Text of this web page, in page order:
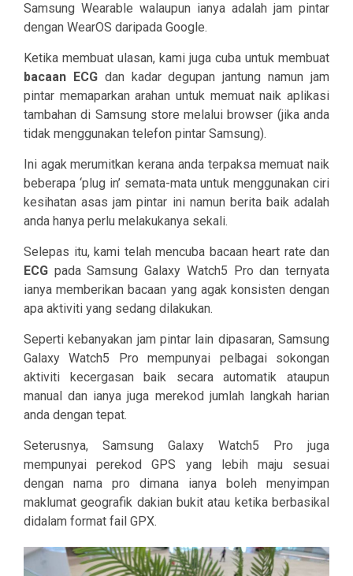
Samsung Wearable walaupun ianya adalah jam pintar
dengan WearOS daripada Google.
Ketika membuat ulasan, kami juga cuba untuk membuat
bacaan
ECGdan kadar degupan jantung namun jam
pintar memaparkan arahan untuk memuat naik aplikasi
tambahan di Samsung store melalui browser (jika anda
tidak menggunakan telefon pintar Samsung).
Ini agak merumitkan kerana anda terpaksa memuat naik
beberapa ‘plug in’ semata-mata untuk menggunakan ciri
kesihatan asas jam pintar ini namun berita baik adalah
anda hanya perlu melakukanya sekali.
Selepas itu, kami telah mencuba bacaan heart rate dan
ECG pada Samsung Galaxy Watch5 Pro dan ternyata
ianya memberikan bacaan yang agak konsisten dengan
apa aktiviti yang sedang dilakukan.
Seperti kebanyakan jam pintar lain dipasaran, Samsung
Galaxy Watch5 Pro mempunyai pelbagai sokongan
aktiviti kecergasan baik secara automatik ataupun
manual dan ianya juga merekod jumlah langkah harian
anda dengan tepat.
Seterusnya, Samsung Galaxy Watch5 Pro juga
mempunyai perekod GPS yang lebih maju sesuai
dengan nama pro dimana ianya boleh menyimpan
maklumat geografik dakian bukit atau ketika berbasikal
didalam format fail GPX.